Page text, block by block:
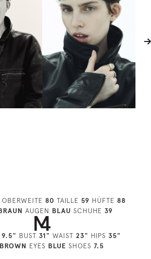
OBERWEITE 80 TAILLE 59 HÜFTE 88
AUGEN BLAU SCHUHE 39
9.5" BUST 31" WAIST 23" HIPS 35"
BROWN EYES BLUE SHOES 7.5